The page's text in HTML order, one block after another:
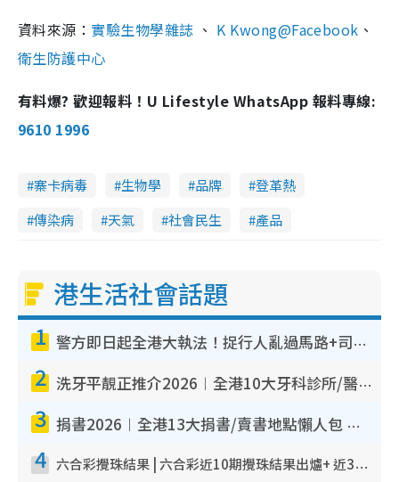
資料來源： 實驗生物學雜誌 、 K Kwong@Facebook 、
衛生防護中心
有料爆? 歡迎報料！U Lifestyle WhatsApp 報料專線:
9610 1996
寨卡病毒 生物學 品牌
登革熱
傳染病
天氣 社會民生 產品
港生活社會話題
1 警方即日起全港大執法！捉行人亂過馬路+司機不專注駕駛！亂過馬路罰$2000
2 洗牙平靚正推介2026︱全港10大牙科診所/醫院懶人包 夜診至8點/鎮靜潔牙/醫療券適用
3 捐書2026︱全港13大捐書/賣書地點懶人包 二手課本最高$150＋舊書換免費咖啡/戲票
4 六合彩攪珠結果 | 六合彩近10期攪珠結果出爐+ 近30期最旺熱門中獎號碼